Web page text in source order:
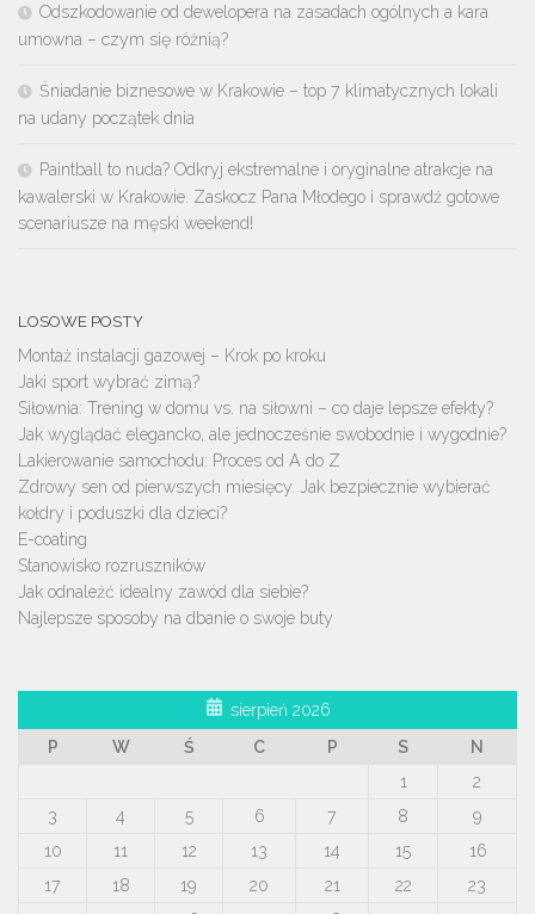
Odszkodowanie od dewelopera na zasadach ogólnych a kara
umowna – czym się różnią?
Śniadanie biznesowe w Krakowie – top 7 klimatycznych lokali
na udany początek dnia
Paintball to nuda? Odkryj ekstremalne i oryginalne atrakcje na
kawalerski w Krakowie. Zaskocz Pana Młodego i sprawdź gotowe
scenariusze na męski weekend!
LOSOWE POSTY
Montaż instalacji gazowej – Krok po kroku
Jaki sport wybrać zimą?
Siłownia: Trening w domu vs. na siłowni – co daje lepsze efekty?
Jak wyglądać elegancko, ale jednocześnie swobodnie i wygodnie?
Lakierowanie samochodu: Proces od A do Z
Zdrowy sen od pierwszych miesięcy. Jak bezpiecznie wybierać
kołdry i poduszki dla dzieci?
E-coating
Stanowisko rozruszników
Jak odnaleźć idealny zawód dla siebie?
Najlepsze sposoby na dbanie o swoje buty
sierpień 2026
P
W Ś C P S
N
1
2
3
4 5 6 7 8
9
10
11 12 13 14 15
16
17
18 19 20 21 22
23